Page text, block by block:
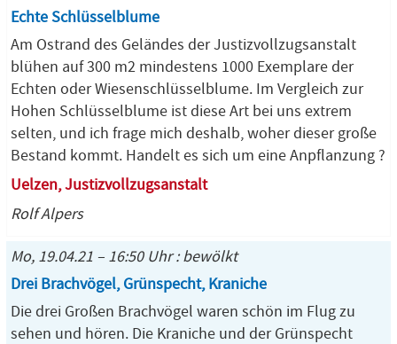
Echte Schlüsselblume
Am Ostrand des Geländes der Justizvollzugsanstalt
blühen auf 300 m2 mindestens 1000 Exemplare der
Echten oder Wiesenschlüsselblume. Im Vergleich zur
Hohen Schlüsselblume ist diese Art bei uns extrem
selten, und ich frage mich deshalb, woher dieser große
Bestand kommt. Handelt es sich um eine Anpflanzung ?
Uelzen, Justizvollzugsanstalt
Rolf Alpers
Mo, 19.04.21 – 16:50 Uhr : bewölkt
Drei Brachvögel, Grünspecht, Kraniche
Die drei Großen Brachvögel waren schön im Flug zu
sehen und hören. Die Kraniche und der Grünspecht